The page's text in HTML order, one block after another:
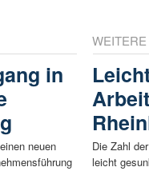
in
neuen
Die Zahl
leicht